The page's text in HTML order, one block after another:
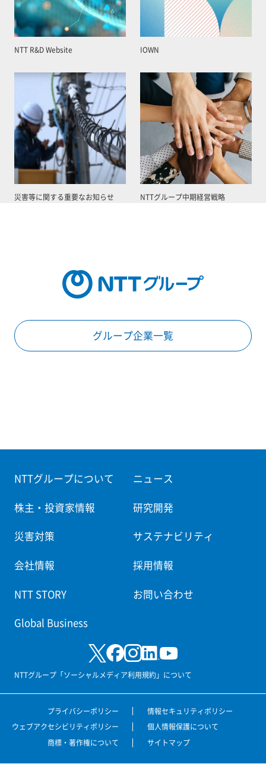
NTT R&D Website IOWN
災害等に関する重要なお知らせ NTTグループ中期経営戦略
グループ企業一覧
NTTグループについて ニュース
株主・投資家情報 研究開発
災害対策 サステナビリティ
会社情報 採用情報
NTT STORY お問い合わせ
Global Business
NTTグループ「ソーシャルメディア利用規約」について
プライバシーポリシー
情報セキュリティポリシー
ウェブアクセシビリティポリシー
個人情報保護について
商標・著作権について
サイトマップ